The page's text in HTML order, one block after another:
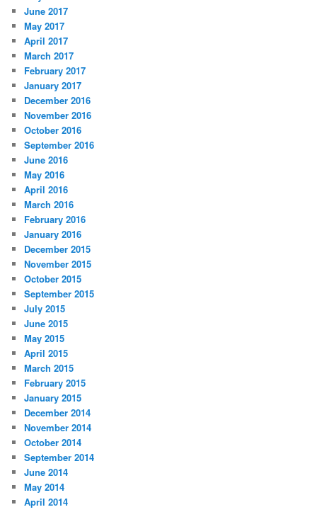
June 2017
May 2017
April 2017
March 2017
February 2017
January 2017
December 2016
November 2016
October 2016
September 2016
June 2016
May 2016
April 2016
March 2016
February 2016
January 2016
December 2015
November 2015
October 2015
September 2015
July 2015
June 2015
May 2015
April 2015
March 2015
February 2015
January 2015
December 2014
November 2014
October 2014
September 2014
June 2014
May 2014
April 2014